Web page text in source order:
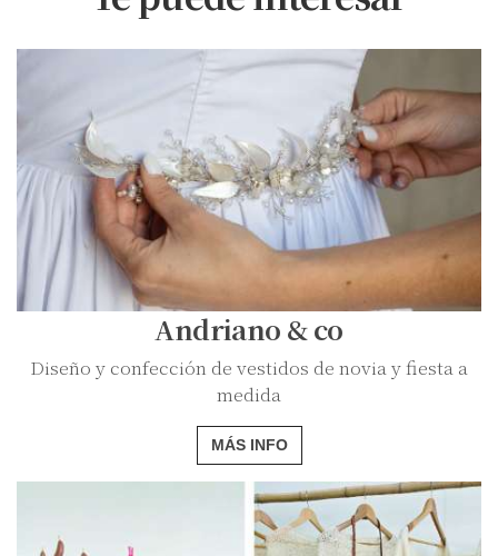
Andriano & co
Diseño y confección de vestidos de novia y fiesta a
medida
MÁS INFO